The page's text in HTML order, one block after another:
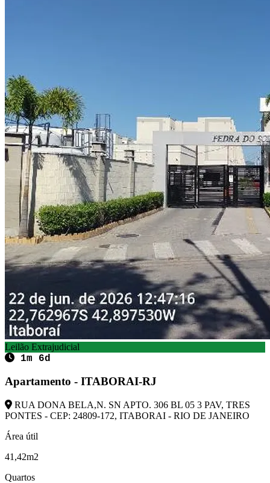
Leilão Extrajudicial
1m 6d
Apartamento - ITABORAI-RJ
RUA DONA BELA,N. SN APTO. 306 BL 05 3 PAV, TRES
PONTES - CEP: 24809-172, ITABORAI - RIO DE JANEIRO
Área útil
41,42m2
Quartos